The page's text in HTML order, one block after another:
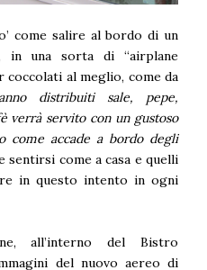
come salire al bordo di un
in una sorta di “airplane
coccolati al meglio, come da
distribuiti sale, pepe,
verrà servito con un gustoso
come accade a bordo degli
sentirsi come a casa e quelli
in questo intento in ogni
all’interno del Bistro
del nuovo aereo di